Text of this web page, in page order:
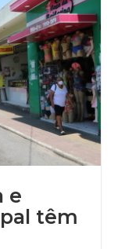
e
têm